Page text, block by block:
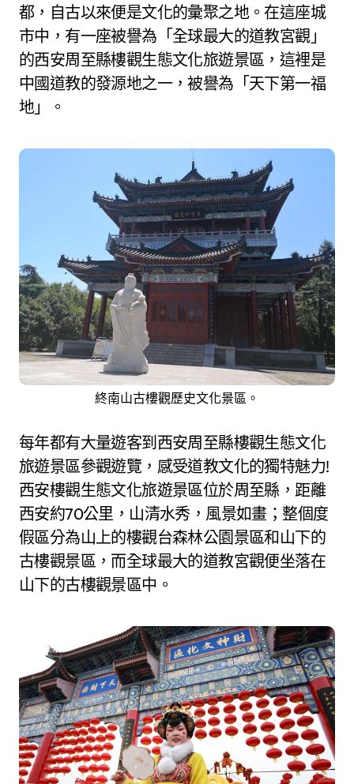
都，自古以來便是文化的彙聚之地。在這座城
市中，有一座被譽為「全球最大的道教宮觀」
的西安周至縣樓觀生態文化旅遊景區，這裡是
中國道教的發源地之一，被譽為「天下第一福
地」。
終南山古樓觀歷史文化景區。
每年都有大量遊客到西安周至縣樓觀生態文化
旅遊景區參觀遊覽，感受道教文化的獨特魅力!
西安樓觀生態文化旅遊景區位於周至縣，距離
西安約70公里，山清水秀，風景如畫；整個度
假區分為山上的樓觀台森林公園景區和山下的
古樓觀景區，而全球最大的道教宮觀便坐落在
山下的古樓觀景區中。